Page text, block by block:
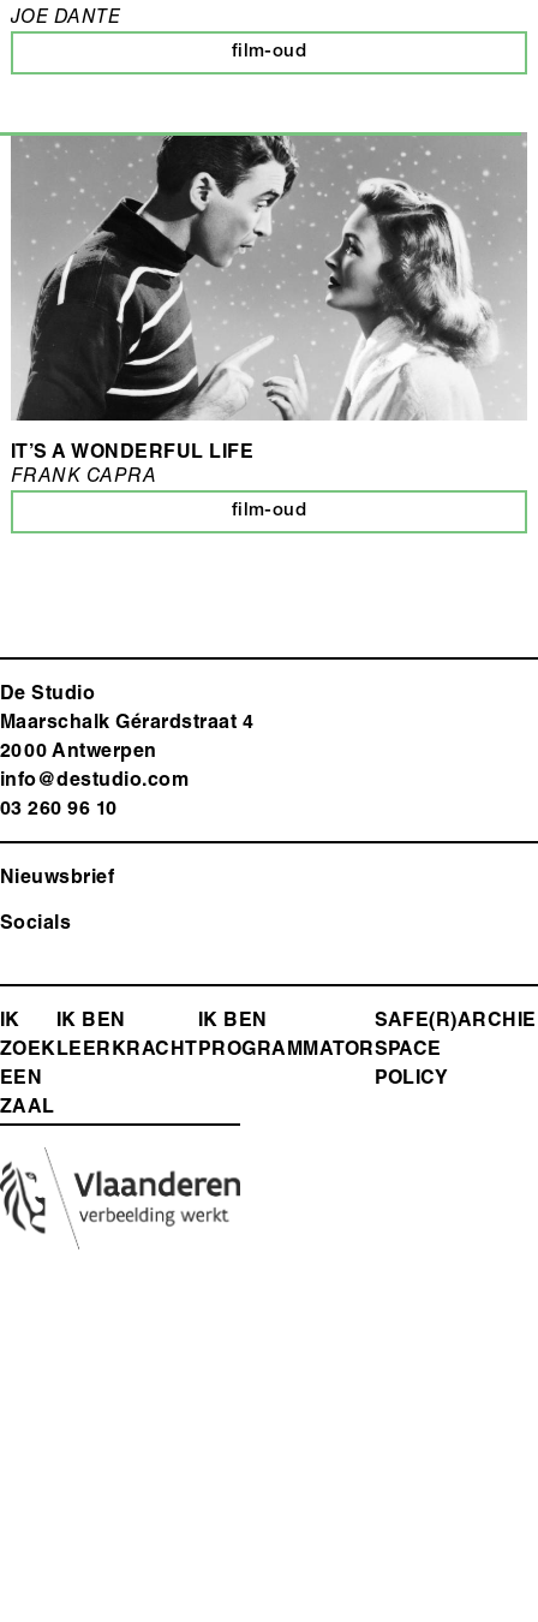
film-oud
JOE DANTE
IT’S A WONDERFUL LIFE
film-oud
FRANK CAPRA
De Studio
Maarschalk Gérardstraat 4
2000 Antwerpen
info@destudio.com
03 260 96 10
Nieuwsbrief
Socials
FOOTER-
MENU
IK
ZOEK
EEN
ZAAL
IK BEN
LEERKRACHT
IK BEN
PROGRAMMATOR
SAFE(R)
SPACE
POLICY
Media
Afbeelding